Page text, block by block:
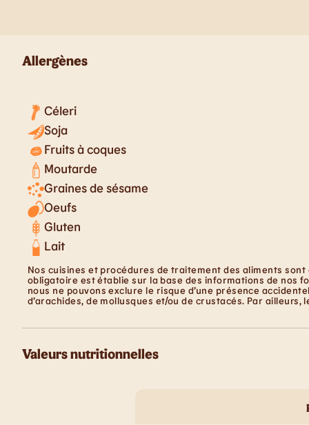
Allergènes
Céleri
Soja
Fruits à coques
Moutarde
Graines de sésame
Oeufs
Gluten
Lait
Nos cuisines et procédures de traitement des aliments
obligatoire est établie sur la base des informations de nos
nous ne pouvons exclure le risque d’une présence
d’arachides, de mollusques et/ou de crustacés. Par
Valeurs nutritionnelles